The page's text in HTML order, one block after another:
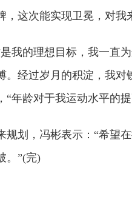
，这次能实现卫冕，对我
是我的理想目标，我一直
。经过岁月的积淀，我
“年龄对于我运动水平的
规划，冯彬表示：“希望
。”(完)